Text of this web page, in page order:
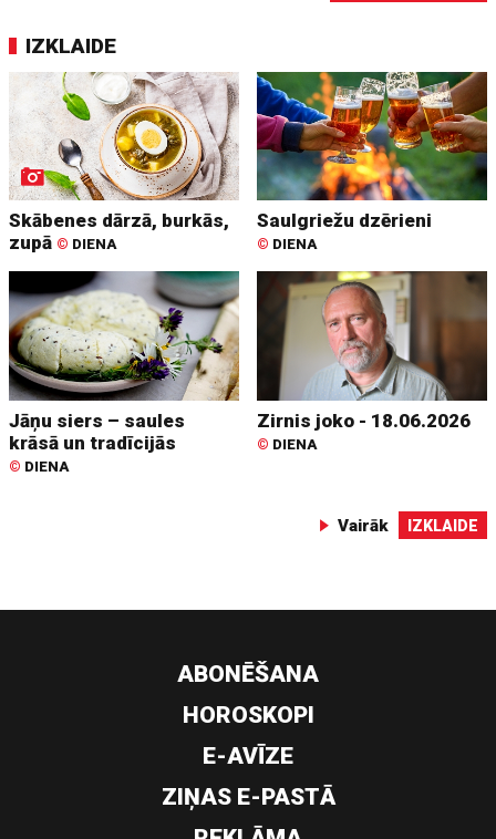
IZKLAIDE
Skābenes dārzā, burkās,
zupā © DIENA
Saulgriežu dzērieni
© DIENA
Jāņu siers – saules
krāsā un tradīcijās
© DIENA
Zirnis joko - 18.06.2026
© DIENA
Vairāk IZKLAIDE
ABONĒŠANA
HOROSKOPI
E-AVĪZE
ZIŅAS E-PASTĀ